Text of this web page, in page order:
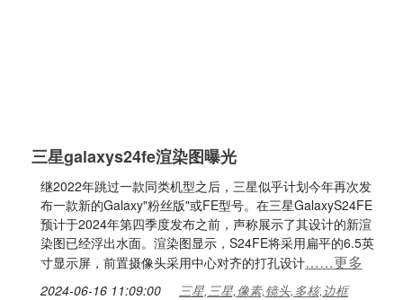
三星galaxys24fe渲染图曝光
继2022年跳过一款同类机型之后，三星似乎计划今年再次发
布一款新的Galaxy"粉丝版"或FE型号。在三星GalaxyS24FE
预计于2024年第四季度发布之前，声称展示了其设计的新渲
染图已经浮出水面。渲染图显示，S24FE将采用扁平的6.5英
寸显示屏，前置摄像头采用中心对齐的打孔设计……更多
2024-06-16 11:09:00 三星,三星,像素,镜头,多核,边框